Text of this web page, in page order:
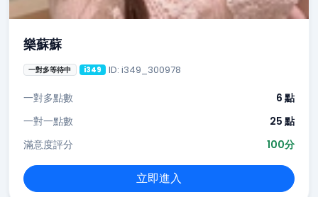
樂蘇蘇
一對多等待中 i349 ID: i349_300978
一對多點數
6 點
一對一點數
25 點
滿意度評分
100分
立即進入